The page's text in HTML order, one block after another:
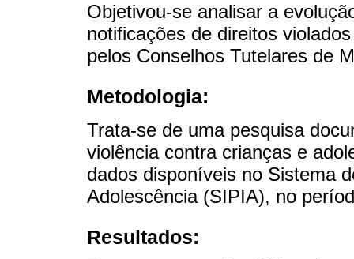
Objetivou-se analisar a
notificações de direitos
pelos Conselhos Tutelares de
Metodologia:
Trata-se de uma pesquisa
violência contra crianças e
dados disponíveis no Sistema
Adolescência (SIPIA), no
Resultados: